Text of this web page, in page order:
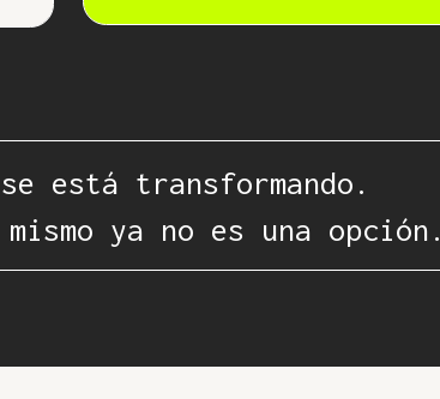
está transformando.
ya no es una opción.